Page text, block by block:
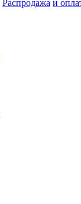
Распродажа и